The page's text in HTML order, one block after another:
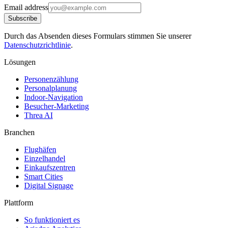
Email address
Subscribe
Durch das Absenden dieses Formulars stimmen Sie unserer
Datenschutzrichtlinie.
Lösungen
Personenzählung
Personalplanung
Indoor-Navigation
Besucher-Marketing
Threa AI
Branchen
Flughäfen
Einzelhandel
Einkaufszentren
Smart Cities
Digital Signage
Plattform
So funktioniert es